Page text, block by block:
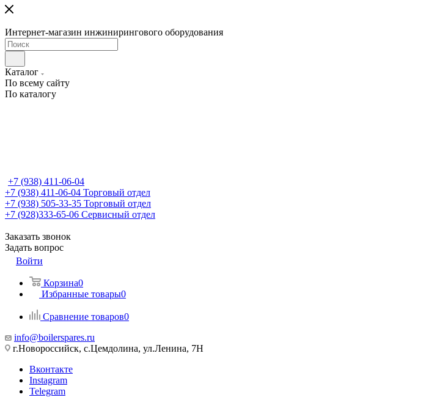
Интернет-магазин инжинирингового оборудования
Каталог
По всему сайту
По каталогу
+7 (938) 411-06-04
+7 (938) 411-06-04 Торговый отдел
+7 (938) 505-33-35 Торговый отдел
+7 (928)333-65-06 Сервисный отдел
Заказать звонок
Задать вопрос
Войти
Корзина0
Избранные товары0
Сравнение товаров0
info@boilerspares.ru
г.Новороссийск, с.Цемдолина, ул.Ленина, 7Н
Вконтакте
Instagram
Telegram